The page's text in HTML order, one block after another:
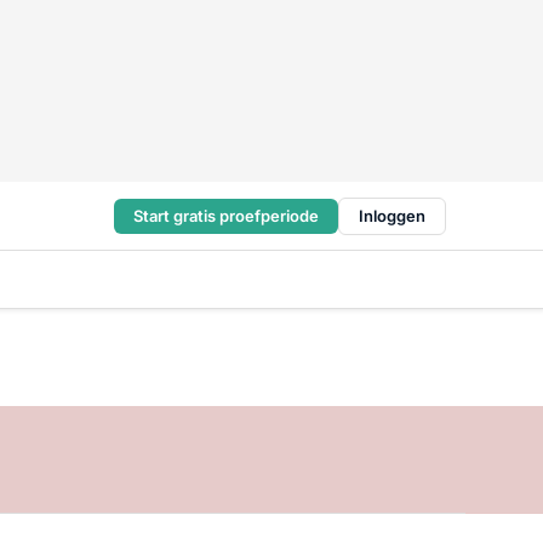
Start gratis proefperiode Inloggen